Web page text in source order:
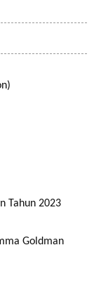
Tahun 2023
Goldman